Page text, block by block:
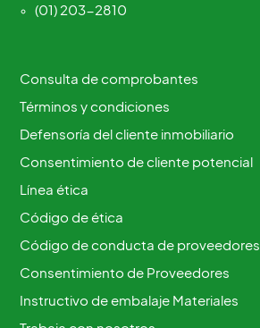
(01) 203-2810
Consulta de comprobantes
Términos y condiciones
Defensoría del cliente inmobiliario
Consentimiento de cliente potencial
Línea ética
Código de ética
Código de conducta de proveedores
Consentimiento de Proveedores
Instructivo de embalaje Materiales